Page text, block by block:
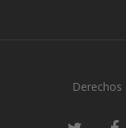
Derechos